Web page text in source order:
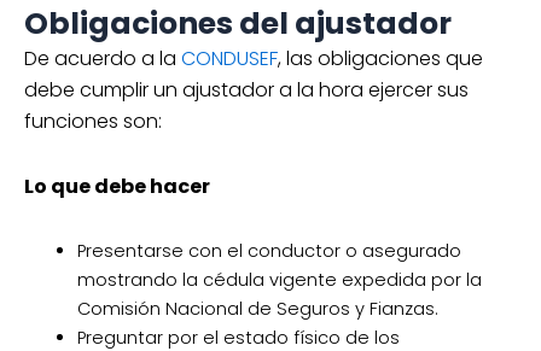
Obligaciones del ajustador
De acuerdo a la CONDUSEF, las obligaciones que
debe cumplir un ajustador a la hora ejercer sus
funciones son:
Lo que debe hacer
Presentarse con el conductor o asegurado
mostrando la cédula vigente expedida por la
Comisión Nacional de Seguros y Fianzas.
Preguntar por el estado físico de los